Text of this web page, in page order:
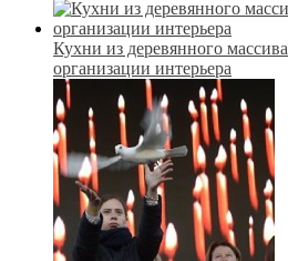
Кухни из деревянного
организации интерьера